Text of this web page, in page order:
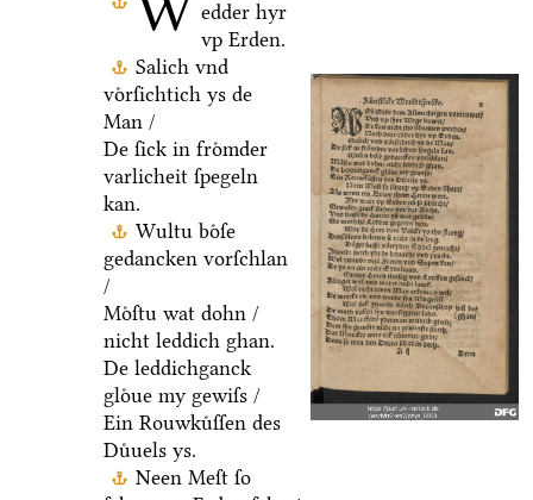
edder hyr
vp Erden.
Salich vnd
voͤrſichtich ys de
Man /
De ſick in froͤmder
varlicheit ſpegeln
kan.
Wultu boͤſe
gedancken vorſchlan
/
Moͤſtu wat dohn /
nicht leddich ghan.
De leddichganck
gloͤue my gewiſs /
Ein Rouwkuͤſſen des
Duͤuels ys.
Neen Meſt ſo